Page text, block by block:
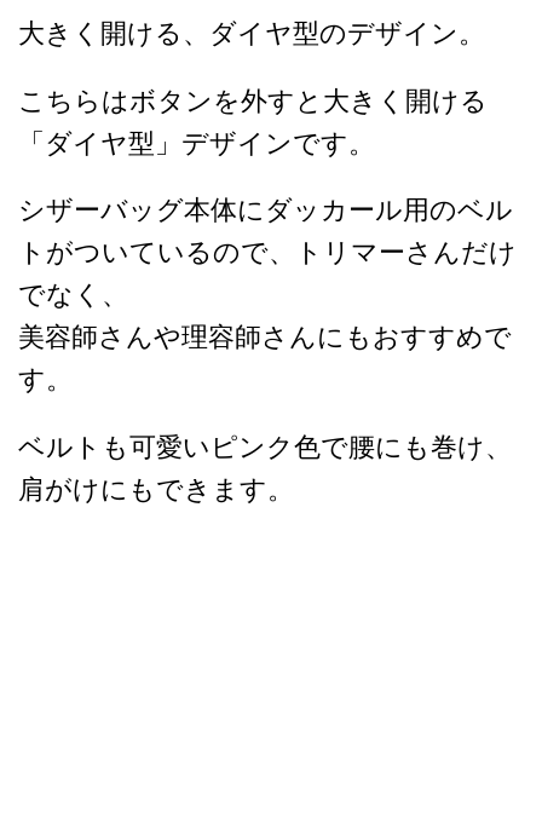
大きく開ける、ダイヤ型のデザイン。
こちらはボタンを外すと大きく開ける
「ダイヤ型」デザインです。
シザーバッグ本体にダッカール用のベル
トがついているので、トリマーさんだけ
でなく、
美容師さんや理容師さんにもおすすめで
す。
ベルトも可愛いピンク色で腰にも巻け、
肩がけにもできます。